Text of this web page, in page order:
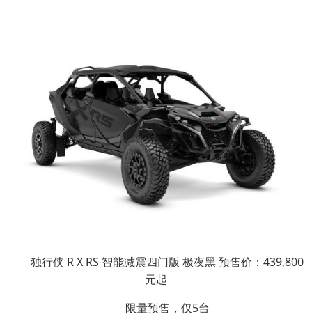
独行侠 R X RS 智能减震四门版 极夜黑 预售价：439,800
元起
限量预售，仅5台